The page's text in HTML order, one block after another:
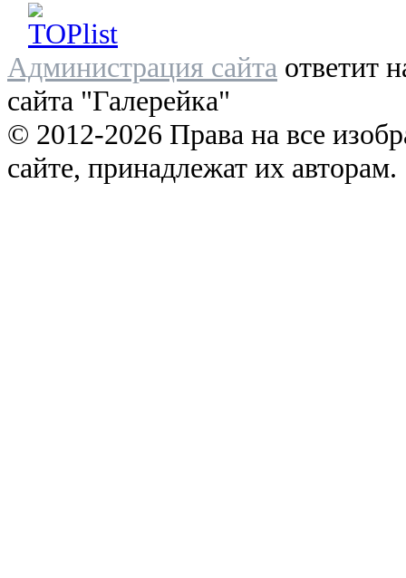
Администрация сайта ответит
сайта "Галерейка"
© 2012-2026 Права на все
сайте, принадлежат их авторам.